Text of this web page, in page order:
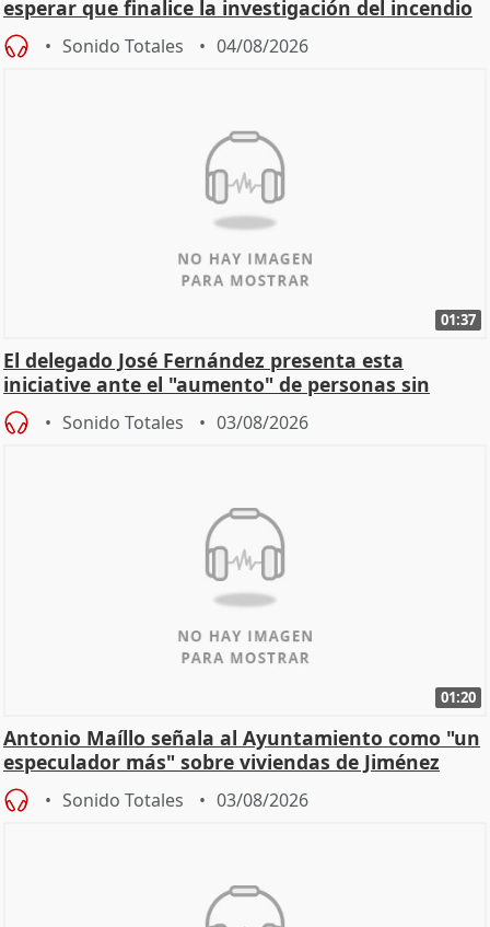
esperar que finalice la investigación del incendio
Sonido Totales 04/08/2026
01:37
El delegado José Fernández presenta esta
iniciative ante el "aumento" de personas sin
hogar en Madri
Sonido Totales 03/08/2026
01:20
Antonio Maíllo señala al Ayuntamiento como "un
especulador más" sobre viviendas de Jiménez
Becerril
Sonido Totales 03/08/2026